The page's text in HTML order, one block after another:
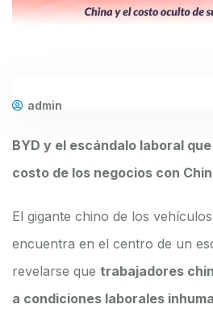
admin
BYD y el escándalo laboral
costo de los negocios con
El gigante chino de los
encuentra en el centro de un
revelarse que trabajadores
a condiciones laborales